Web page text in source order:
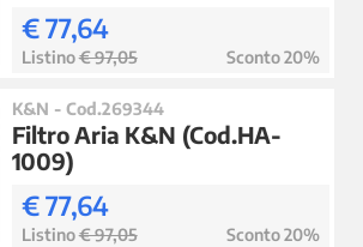
€ 77,64
Listino€ 97,05 Sconto 20%
K&N - Cod.269344
Filtro Aria K&N (Cod.HA-
1009)
€ 77,64
Listino€ 97,05 Sconto 20%